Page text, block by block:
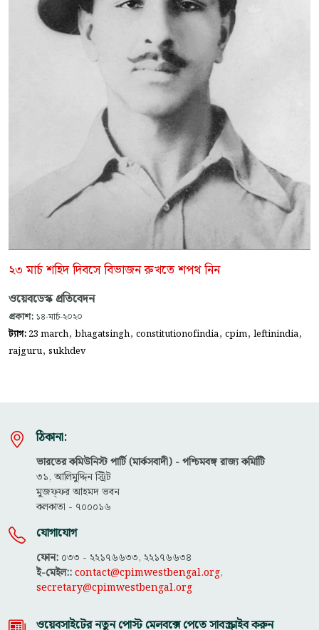
২৩ মার্চ শহিদ দিবসে বিভাজন রুখতে শপথ নিন
ওয়েবডেস্ক প্রতিবেদন
প্রকাশ: ১৪-মার্চ-২০২০
ট্যাগ: 23 march, bhagatsingh, constitutionofindia, cpim, leftinindia,
rajguru, sukhdev
ঠিকানা:
ভারতের কমিউনিস্ট পার্টি (মার্কসবাদী) - পশ্চিমবঙ্গ রাজ্য কমিটিি
৩১, আলিমুদ্দিন স্ট্রিট
মুজফ্ফ‌র আহমদ ভবন
কলকাতা - ৭০০০১৬
যোগাযোগ
ফোন: ০৩৩ - ২২১৭৬৬৩৩, ২২১৭৬৬৩৪
ই-মেইল::contact@cpimwestbengal.org,
secretary@cpimwestbengal.org
ওয়েবসাইটের নতুন পোস্ট মেলবক্সে পেতে সাবস্ক্রাইব করুন